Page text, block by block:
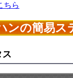
ちら
ンの簡易ス
ス